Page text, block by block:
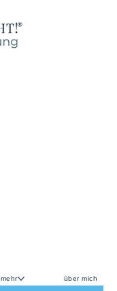
mehr über mich